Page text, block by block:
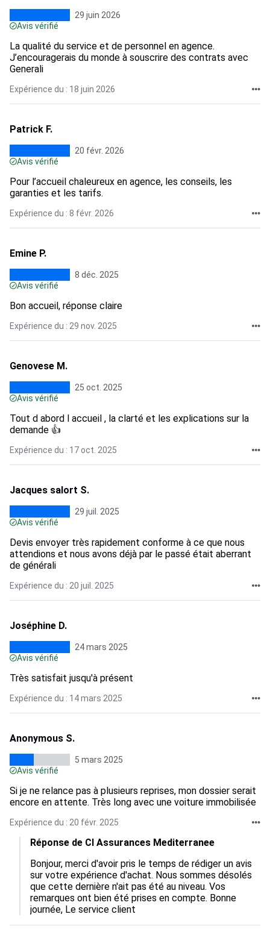
29 juin 2026
Avis vérifié
La qualité du service et de personnel en agence.
J’encouragerais du monde à souscrire des contrats avec
Generali
Expérience du : 18 juin 2026
Patrick F.
20 févr. 2026
Avis vérifié
Pour l’accueil chaleureux en agence, les conseils, les
garanties et les tarifs.
Expérience du : 8 févr. 2026
Emine P.
8 déc. 2025
Avis vérifié
Bon accueil, réponse claire
Expérience du : 29 nov. 2025
Genovese M.
25 oct. 2025
Avis vérifié
Tout d abord l accueil , la clarté et les explications sur la
demande 👍
Expérience du : 17 oct. 2025
Jacques salort S.
29 juil. 2025
Avis vérifié
Devis envoyer très rapidement conforme à ce que nous
attendions et nous avons déjà par le passé était aberrant
de générali
Expérience du : 20 juil. 2025
Joséphine D.
24 mars 2025
Avis vérifié
Très satisfait jusqu'à présent
Expérience du : 14 mars 2025
Anonymous S.
5 mars 2025
Avis vérifié
Si je ne relance pas à plusieurs reprises, mon dossier serait
encore en attente. Très long avec une voiture immobilisée
Expérience du : 20 févr. 2025
Réponse de Cl Assurances Mediterranee
Bonjour, merci d'avoir pris le temps de rédiger un avis
sur votre expérience d'achat. Nous sommes désolés
que cette dernière n'ait pas été au niveau. Vos
remarques ont bien été prises en compte. Bonne
journée, Le service client